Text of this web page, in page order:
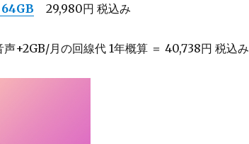
29,980円 税込み
+2GB/月の回線代 1年概算 ＝ 40,738円 税込み